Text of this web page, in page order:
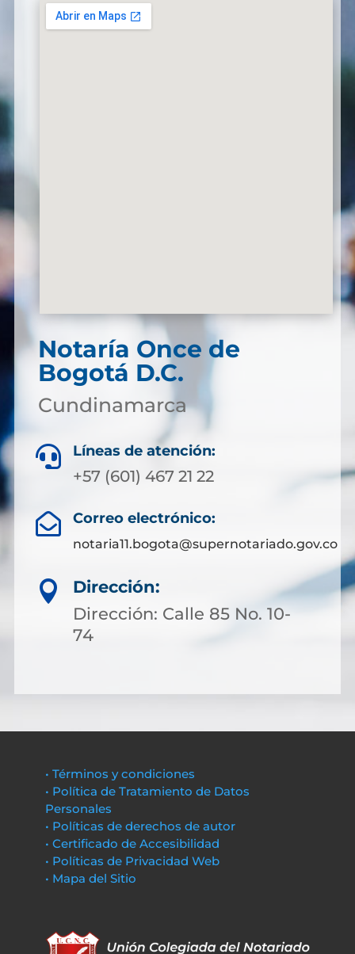
Notaría Once de
Bogotá D.C.
Cundinamarca
 Líneas de atención:
+57 (601) 467 21 22
 Correo electrónico:
notaria11.bogota@supernotariado.gov.co

Dirección:
Dirección: Calle 85 No. 10-
74
• Términos y condiciones
• Política de Tratamiento de Datos
Personales
• Políticas de derechos de autor
• Certificado de Accesibilidad
• Políticas de Privacidad Web
• Mapa del Sitio